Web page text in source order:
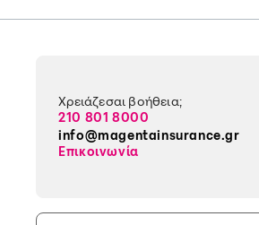
Χρειάζεσαι βοήθεια;
210 801 8000
info@magentainsurance.gr
Επικοινωνία